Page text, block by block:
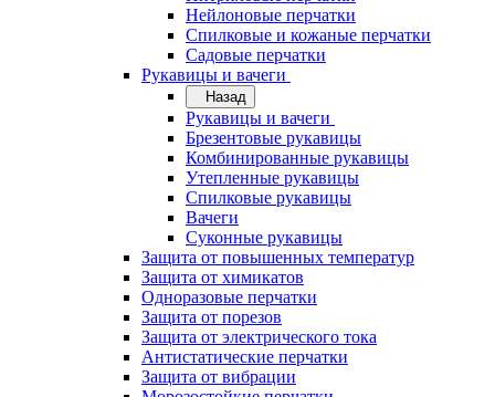
Нейлоновые перчатки
Спилковые и кожаные перчатки
Садовые перчатки
Рукавицы и вачеги
Назад
Рукавицы и вачеги
Брезентовые рукавицы
Комбинированные рукавицы
Утепленные рукавицы
Спилковые рукавицы
Вачеги
Суконные рукавицы
Защита от повышенных температур
Защита от химикатов
Одноразовые перчатки
Защита от порезов
Защита от электрического тока
Антистатические перчатки
Защита от вибрации